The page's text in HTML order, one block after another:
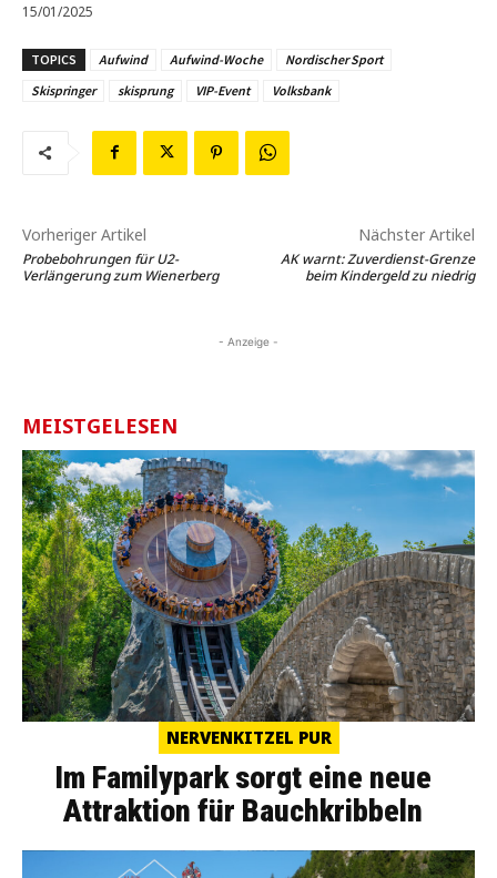
15/01/2025
TOPICS Aufwind Aufwind-Woche
Nordischer Sport
Skispringer
skisprung VIP-Event Volksbank
Vorheriger Artikel
Probebohrungen für U2-
Verlängerung zum Wienerberg
Nächster Artikel
AK warnt: Zuverdienst-Grenze
beim Kindergeld zu niedrig
- Anzeige -
MEISTGELESEN
NERVENKITZEL PUR
Im Familypark sorgt eine neue
Attraktion für Bauchkribbeln